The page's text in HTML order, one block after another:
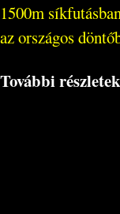
1500m
az országos
További részletek